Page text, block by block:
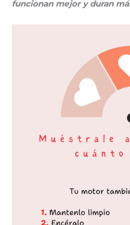
funcionan mejor y duran